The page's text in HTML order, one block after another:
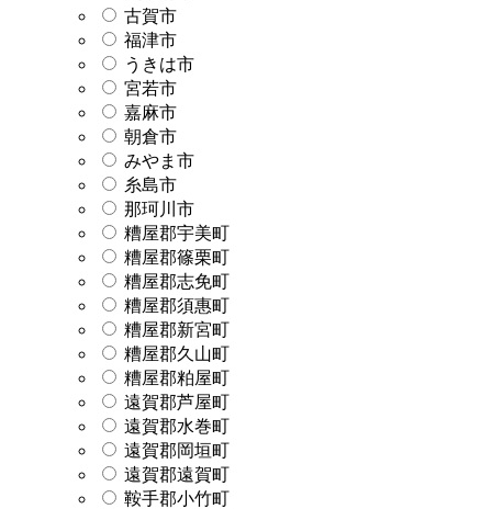
古賀市
福津市
うきは市
宮若市
嘉麻市
朝倉市
みやま市
糸島市
那珂川市
糟屋郡宇美町
糟屋郡篠栗町
糟屋郡志免町
糟屋郡須惠町
糟屋郡新宮町
糟屋郡久山町
糟屋郡粕屋町
遠賀郡芦屋町
遠賀郡水巻町
遠賀郡岡垣町
遠賀郡遠賀町
鞍手郡小竹町